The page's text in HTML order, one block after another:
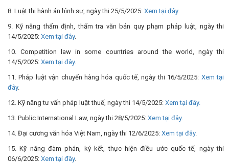
8. Luật thi hành án hình sự, ngày thi 25/5/2025: Xem tại đây.
9. Kỹ năng thẩm định, thẩm tra văn bản quy phạm pháp luật, ngày thi
14/5/2025: Xem tại đây.
10. Competition law in some countries around the world, ngày thi
14/5/2025: Xem tại đây.
11. Pháp luật vận chuyển hàng hóa quốc tế, ngày thi 16/5/2025: Xem tại
đây.
12. Kỹ năng tư vấn pháp luật thuế, ngày thi 14/5/2025: Xem tại đây.
13. Public International Law, ngày thi 28/5/2025: Xem tại đây.
14. Đại cương văn hóa Việt Nam, ngày thi 12/6/2025: Xem tại đây.
15. Kỹ năng đàm phán, ký kết, thực hiện điều ước quốc tế, ngày thi
06/6/2025: Xem tại đây.